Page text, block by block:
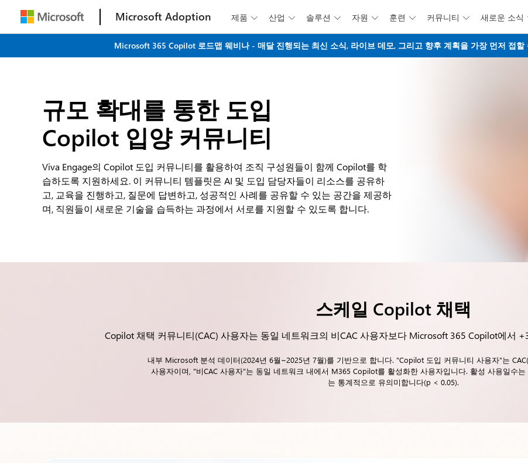
주요 콘텐츠로 건너뛰기
Microsoft Adoption 제품  산업  솔루션  자원  훈련  커뮤니티  새로운 소식
Microsoft 365 Copilot 로드맵 웨비나 - 매달 진행되는 최신 소식, 라이브 데모, 그리고 향후 계획을 가장 먼저 접할
규모 확대를 통한 도입
Copilot 입양 커뮤니티
Viva Engage의 Copilot 도입 커뮤니티를 활용하여 조직 구성원들이 함께 Copilot를 학
습하도록 지원하세요. 이 커뮤니티 템플릿은 AI 및 도입 담당자들이 리소스를 공유하
고, 교육을 진행하고, 질문에 답변하고, 성공적인 사례를 공유할 수 있는 공간을 제공하
며, 직원들이 새로운 기술을 습득하는 과정에서 서로를 지원할 수 있도록 합니다.
스케일 Copilot 채택
Copilot 채택 커뮤니티(CAC) 사용자는 동일 네트워크의 비CAC 사용자보다 Microsoft 365 Copilot에서
내부 Microsoft 분석 데이터(2024년 6월~2025년 7월)를 기반으로 합니다. "Copilot 도입 커뮤니티 사용자"는
사용자이며, "비CAC 사용자"는 동일 네트워크 내에서 M365 Copilot를 활성화한 사용자입니다. 활성 사용일수
는 통계적으로 유의미합니다(p < 0.05).